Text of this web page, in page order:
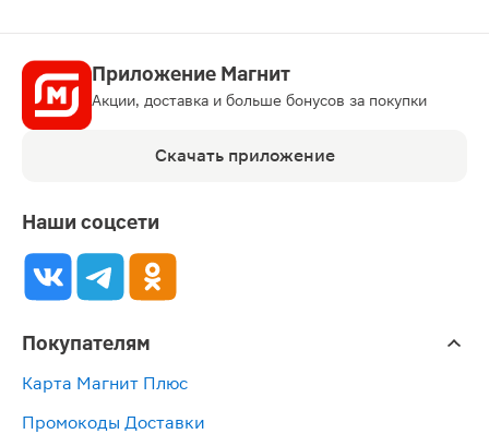
Приложение Магнит
Акции, доставка и больше бонусов за покупки
Скачать приложение
Наши соцсети
Покупателям
Карта Магнит Плюс
Промокоды Доставки